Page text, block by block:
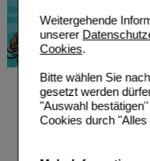
Weitergehende
unserer
Cookies.
Bitte wählen Sie
gesetzt werden
"Auswahl
Cookies durch